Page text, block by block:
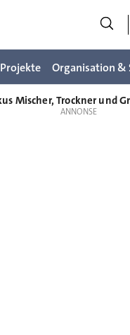
Organisation &
Mischer, Trockner und